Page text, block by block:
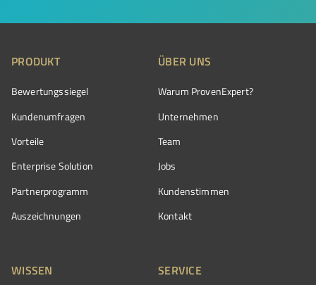
PRODUKT
Bewertungssiegel
Kundenumfragen
Vorteile
Enterprise Solution
Partnerprogramm
Auszeichnungen
ÜBER UNS
Warum ProvenExpert?
Unternehmen
Team
Jobs
Kundenstimmen
Kontakt
WISSEN SERVICE